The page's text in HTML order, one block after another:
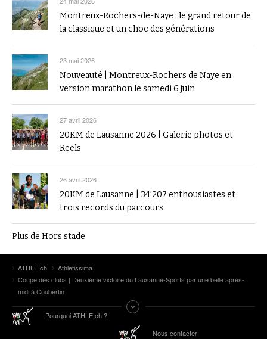
Montreux-Rochers-de-Naye : le grand retour de
la classique et un choc des générations
23 mai 2026
Nouveauté | Montreux-Rochers de Naye en
version marathon le samedi 6 juin
27 avril 2026
20KM de Lausanne 2026 | Galerie photos et
Reels
26 avril 2026
20KM de Lausanne | 34’207 enthousiastes et
trois records du parcours
Plus de Hors stade
ATHLE.ch
Athletissima
Coupe des clubs | Deuxième victoire du Lausanne-Sports par une belle après-
midi à Coubertin
Pourquoi ATHLE.ch ?
Nous contacter